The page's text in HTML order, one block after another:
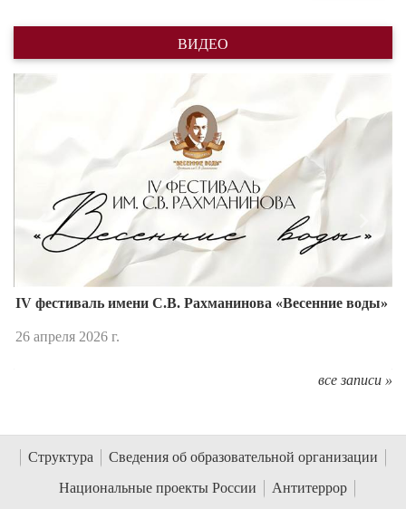
ВИДЕО
IV фестиваль имени С.В. Рахманинова «Весенние воды»
26 апреля 2026 г.
Назад
все записи »
Структура
Сведения об образовательной организации
Национальные проекты России
Антитеррор